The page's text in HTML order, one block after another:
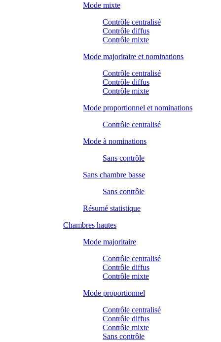
Mode mixte
Contrôle centralisé
Contrôle diffus
Contrôle mixte
Mode majoritaire et nominations
Contrôle centralisé
Contrôle diffus
Contrôle mixte
Mode proportionnel et nominations
Contrôle centralisé
Mode à nominations
Sans contrôle
Sans chambre basse
Sans contrôle
Résumé statistique
Chambres hautes
Mode majoritaire
Contrôle centralisé
Contrôle diffus
Contrôle mixte
Mode proportionnel
Contrôle centralisé
Contrôle diffus
Contrôle mixte
Sans contrôle